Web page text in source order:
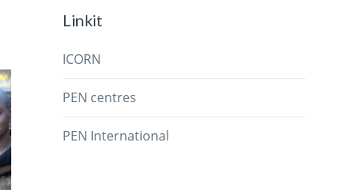
Linkit
ICORN
PEN centres
PEN International